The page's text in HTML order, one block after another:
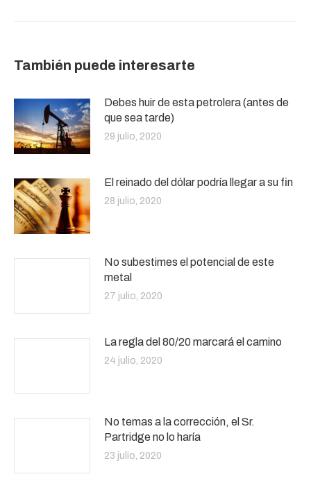
También puede interesarte
Debes huir de esta petrolera (antes de
que sea tarde)
29 julio, 2020
El reinado del dólar podría llegar a su fin
28 julio, 2020
No subestimes el potencial de este
metal
27 julio, 2020
La regla del 80/20 marcará el camino
24 julio, 2020
No temas a la corrección, el Sr.
Partridge no lo haría
23 julio, 2020